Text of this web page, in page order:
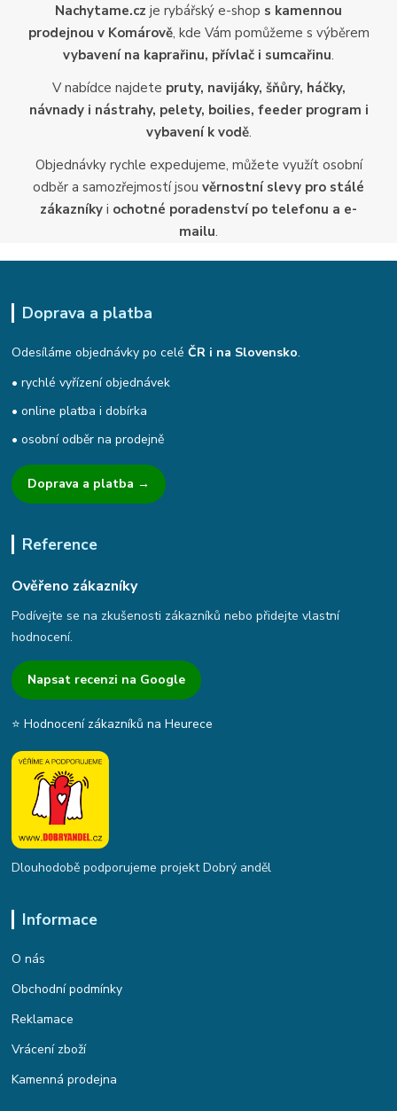
Nachytame.cz je rybářský e-shop s kamennou
prodejnou v Komárově, kde Vám pomůžeme s výběrem
vybavení na kaprařinu, přívlač i sumcařinu.
V nabídce najdete pruty, navijáky, šňůry, háčky,
návnady i nástrahy, pelety, boilies, feeder program i
vybavení k vodě.
Objednávky rychle expedujeme, můžete využít osobní
odběr a samozřejmostí jsou věrnostní slevy pro stálé
zákazníky i ochotné poradenství po telefonu a e-
mailu.
Doprava a platba
Odesíláme objednávky po celéČR i na Slovensko.
• rychlé vyřízení objednávek
• online platba i dobírka
• osobní odběr na prodejně
Doprava a platba →
Reference
Ověřeno zákazníky
Podívejte se na zkušenosti zákazníků nebo přidejte vlastní
hodnocení.
Napsat recenzi na Google
⭐ Hodnocení zákazníků na Heurece
Dlouhodobě podporujeme projekt Dobrý anděl
Informace
O nás
Obchodní podmínky
Reklamace
Vrácení zboží
Kamenná prodejna